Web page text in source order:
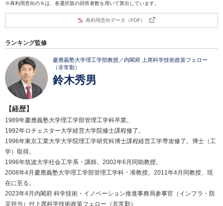
※再利用意向の％は、各選択肢の回答者数を用いて算出しています。
再利用意向データ（PDF）
ランキング監修
慶應義塾大学理工学部教授／内閣府 上席科学技術政策フェロー
（非常勤）
鈴木秀男
【経歴】
1989年慶應義塾大学理工学部管理工学科卒業。
1992年ロチェスター大学経営大学院修士課程修了。
1996年東京工業大学大学院理工学研究科博士課程経営工学専攻修了。博士（工
学）取得。
1996年筑波大学社会工学系・講師。2002年6月同助教授。
2008年4月慶應義塾大学理工学部管理工学科・准教授。2011年4月同教授、現
在に至る。
2023年4月内閣府 科学技術・イノベーション推進事務局参事官（インフラ・防
災担当）付上席科学技術政策フェロー（非常勤）